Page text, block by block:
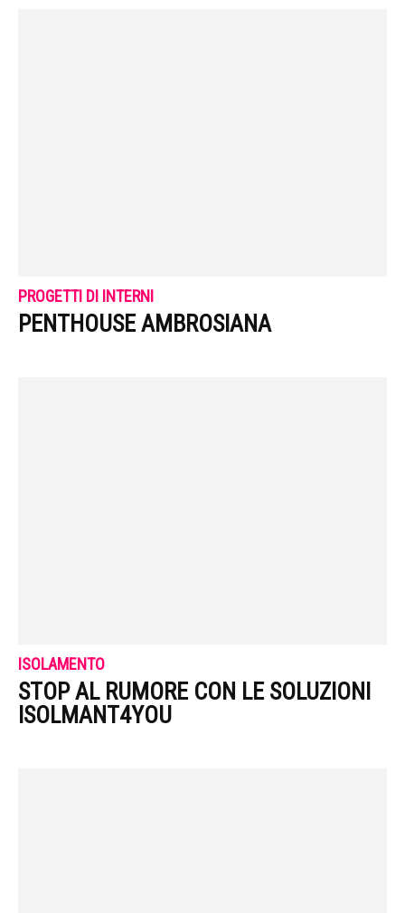
PROGETTI DI INTERNI
PENTHOUSE AMBROSIANA
ISOLAMENTO
STOP AL RUMORE CON LE SOLUZIONI
ISOLMANT4YOU